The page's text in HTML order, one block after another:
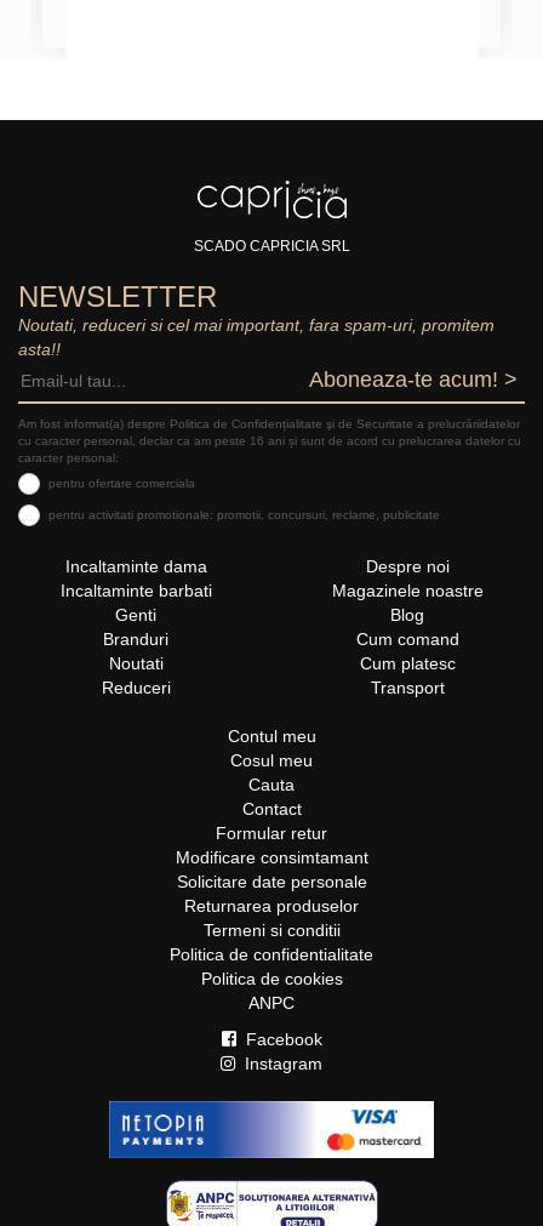
SCADO CAPRICIA SRL
NEWSLETTER
Noutati, reduceri si cel mai important, fara spam-uri, promitem
asta!!
Aboneaza-te acum! >
Am fost informat(a) despre Politica de Confidențialitate şi de Securitate a prelucrăriidatelor
cu caracter personal, declar ca am peste 16 ani și sunt de acord cu prelucrarea datelor cu
caracter personal:
pentru ofertare comerciala
pentru activitati promotionale: promotii, concursuri, reclame, publicitate
Incaltaminte dama
Incaltaminte barbati
Genti
Branduri
Noutati
Reduceri
Despre noi
Magazinele noastre
Blog
Cum comand
Cum platesc
Transport
Contul meu
Cosul meu
Cauta
Contact
Formular retur
Modificare consimtamant
Solicitare date personale
Returnarea produselor
Termeni si conditii
Politica de confidentialitate
Politica de cookies
ANPC
Facebook
Instagram